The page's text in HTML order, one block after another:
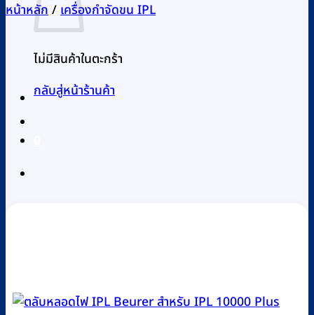
ไม่มีสินค้าในตะกร้า
กลับสู่หน้าร้านค้า
หน้าหลัก/เครื่องกำจัดขน IPL